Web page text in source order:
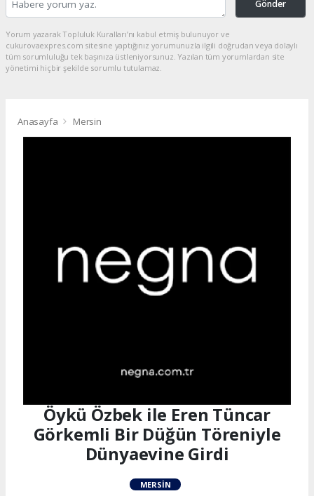
Gönder
Yorum yazarak Topluluk Kuralları’nı kabul etmiş bulunuyor ve
cukurovaexpres.com sitesine yaptığınız yorumunuzla ilgili doğrudan veya dolaylı
tüm sorumluluğu tek başınıza üstleniyorsunuz. Yazılan tüm yorumlardan site
yönetimi hiçbir şekilde sorumlu tutulamaz.
Anasayfa Mersin
Öykü Özbek ile Eren Tüncar
Görkemli Bir Düğün Töreniyle
Dünyaevine Girdi
MERSIN